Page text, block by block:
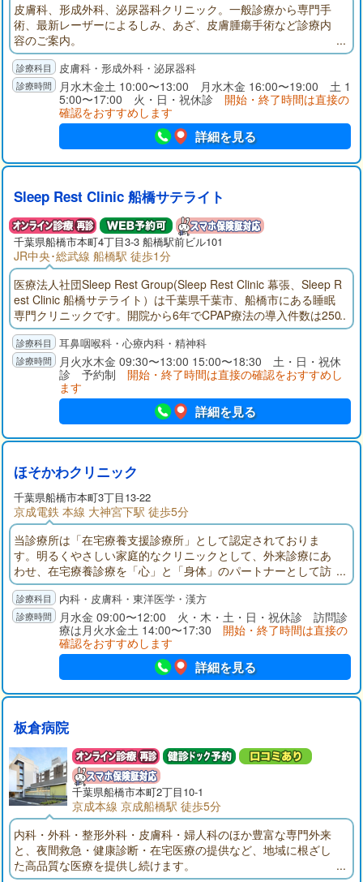
皮膚科、形成外科、泌尿器科クリニック。一般診療から専門手
術、最新レーザーによるしみ、あざ、皮膚腫瘍手術など診療内
容のご案内。
皮膚科・形成外科・泌尿器科
月水木金土 10:00〜13:00 月水木金 16:00〜19:00 土 1
5:00〜17:00 火・日・祝休診 開始・終了時間は直接の
確認をおすすめします
詳細を見る
Sleep Rest Clinic 船橋サテライト
千葉県船橋市本町4丁目3-3 船橋駅前ビル101
JR中央･総武線 船橋駅 徒歩1分
医療法人社団Sleep Rest Group(Sleep Rest Clinic 幕張、Sleep R
est Clinic 船橋サテライト）は千葉県千葉市、船橋市にある睡眠
専門クリニックです。開院から6年でCPAP療法の導入件数は250
0件（令和7年5月現在）を超え、多くの患者様にご利用頂いてお
ります。 耳鼻咽喉科・心療内科・精神科
月火水木金 09:30〜13:00 15:00〜18:30 土・日・祝休
診 予約制 開始・終了時間は直接の確認をおすすめし
ます
詳細を見る
ほそかわクリニック
千葉県船橋市本町3丁目13-22
京成電鉄 本線 大神宮下駅 徒歩5分
当診療所は「在宅療養支援診療所」として認定されておりま
す。明るくやさしい家庭的なクリニックとして、外来診療にあ
わせ、在宅療養診療を「心」と「身体」のパートナーとして訪
問させていただきます。お気軽にご相談ください。毎月スケジ
ュール表を作成し、定期的に訪問いたします。急に具合が悪く
なった時には、ご連絡頂ければスケジュール外でも訪問いたし
内科・皮膚科・東洋医学・漢方
月水金 09:00〜12:00 火・木・土・日・祝休診 訪問診
療は月火水金土 14:00〜17:30 開始・終了時間は直接の
確認をおすすめします
詳細を見る
板倉病院
千葉県船橋市本町2丁目10-1
京成本線 京成船橋駅 徒歩5分
内科・外科・整形外科・皮膚科・婦人科のほか豊富な専門外来
と、夜間救急・健康診断・在宅医療の提供など、地域に根ざし
た高品質な医療を提供し続けます。